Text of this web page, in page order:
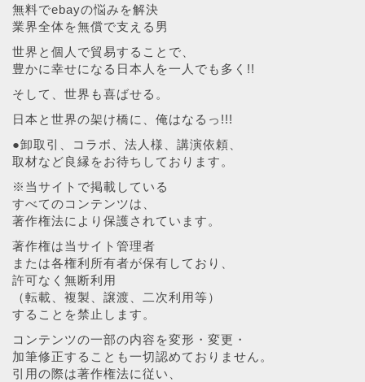
無料でebayの悩みを解決
業界全体を無償で支える男
世界と個人で貿易することで、
豊かに幸せになる日本人を一人でも多く!!
そして、世界も喜ばせる。
日本と世界の架け橋に、俺はなるっ!!!
●卸取引、コラボ、法人様、講演依頼、
取材など良縁をお待ちしております。
※当サイトで掲載している
すべてのコンテンツは、
著作権法により保護されています。
著作権は当サイト管理者
または各権利所有者が保有しており、
許可なく無断利用
（転載、複製、譲渡、二次利用等）
することを禁止します。
コンテンツの一部の内容を変形・変更・
加筆修正することも一切認めておりません。
引用の際は著作権法に従い、